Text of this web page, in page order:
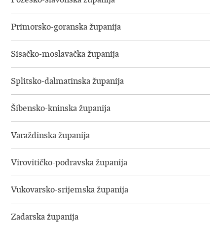
Primorsko-goranska županija
Sisačko-moslavačka županija
Splitsko-dalmatinska županija
Šibensko-kninska županija
Varaždinska županija
Virovitičko-podravska županija
Vukovarsko-srijemska županija
Zadarska županija